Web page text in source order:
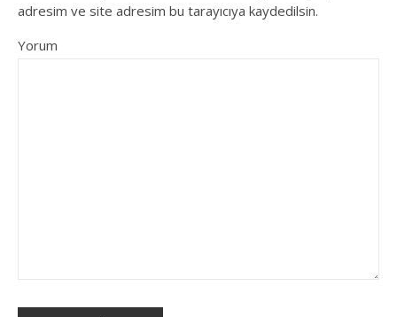
adresim ve site adresim bu tarayıcıya kaydedilsin.
Yorum